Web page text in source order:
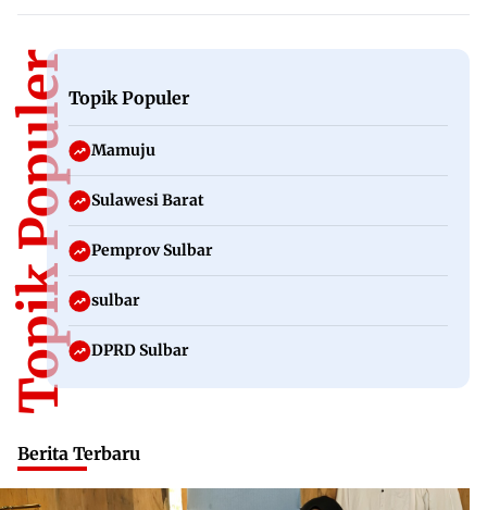
Topik PopulerTopik Populer
Mamuju
Sulawesi Barat
Pemprov Sulbar
sulbar
DPRD Sulbar
Berita Terbaru